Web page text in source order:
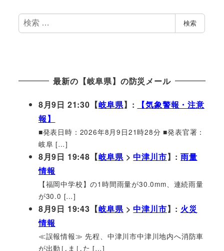
検
索
検索
最新の【岐阜県】の防災メール
8月9日 21:30【岐阜県】:
【気象警報・注意
報】
■発表日時：2026年8月9日21時28分 ■発表官署：
岐阜 […]
8月9日 19:48【岐阜県 >中津川市】:雨量
情報
【福岡中学校】の1時間雨量が30.0mm、連続雨量
が30.0 […]
8月9日 19:43【岐阜県 >中津川市】: 火災
情報
≪誤報情報≫ 先程、中津川市中津川地内へ消防車
が出動しました […]